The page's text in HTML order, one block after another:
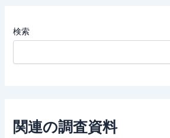
検索
関連の調査資料